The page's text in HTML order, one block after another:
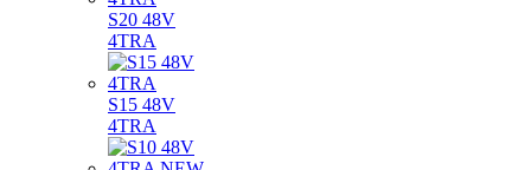
S20 48V
4TRA
S15 48V
4TRA